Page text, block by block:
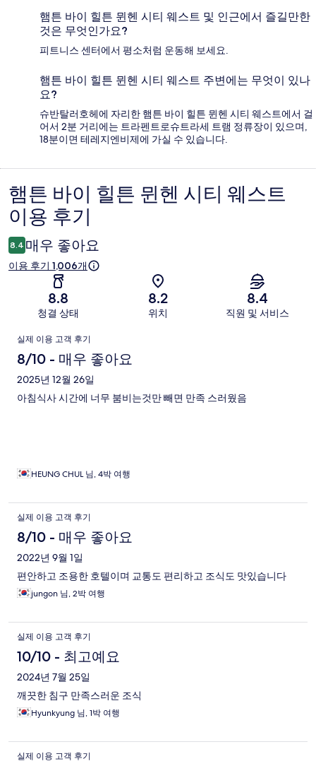
햄튼 바이 힐튼 뮌헨 시티 웨스트 및 인근에서 즐길만한
것은 무엇인가요?
피트니스 센터에서 평소처럼 운동해 보세요.
햄튼 바이 힐튼 뮌헨 시티 웨스트 주변에는 무엇이 있나
요?
슈반탈러호헤에 자리한 햄튼 바이 힐튼 뮌헨 시티 웨스트에서 걸
어서 2분 거리에는 트라펜트로슈트라세 트램 정류장이 있으며,
18분이면 테레지엔비제에 가실 수 있습니다.
이
용
후
기
햄튼 바이 힐튼 뮌헨 시티 웨스트
이용 후기
8.4 매우 좋아요
이용 후기 1,006개
8.8
청결 상태
8.2
위치
8.4
직원 및 서비스
이
용
후
기
실제 이용 고객 후기
8/10 - 매우 좋아요
2025년 12월 26일
아침식사 시간에 너무 붐비는것만 빼면 만족 스러웠음
HEUNG CHUL 님, 4박 여행
실제 이용 고객 후기
8/10 - 매우 좋아요
2022년 9월 1일
편안하고 조용한 호텔이며 교통도 편리하고 조식도 맛있습니다
jungon 님, 2박 여행
실제 이용 고객 후기
10/10 - 최고예요
2024년 7월 25일
깨끗한 침구 만족스러운 조식
Hyunkyung 님, 1박 여행
실제 이용 고객 후기